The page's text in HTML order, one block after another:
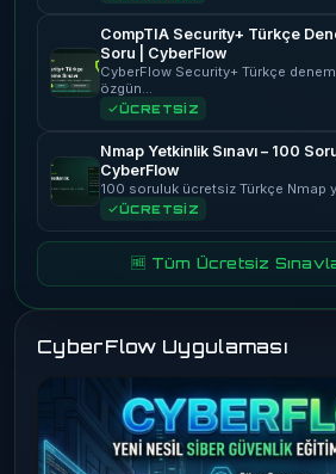
CompTIA Security+ Türkçe
Soru | CyberFlow
CyberFlow Security+ Türkçe
özgün…
ÜCRETSİZ
Nmap Yetkinlik Sınavı – 100
CyberFlow
100 soruluk ücretsiz Türkçe Nmap
ÜCRETSİZ
🆓 Tüm Ücretsiz
CyberFlow Uygulaması